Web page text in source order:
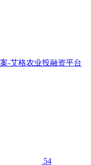
54